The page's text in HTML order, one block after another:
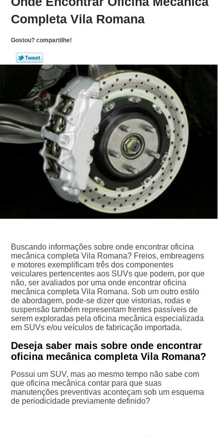
Completa Vila Romana
Gostou? compartilhe!
Buscando informações sobre onde encontrar oficina
mecânica completa Vila Romana? Freios, embreagens
e motores exemplificam três dos componentes
veiculares pertencentes aos SUVs que podem, por que
não, ser avaliados por uma onde encontrar oficina
mecânica completa Vila Romana. Sob um outro estilo
de abordagem, pode-se dizer que vistorias, rodas e
suspensão também representam frentes passíveis de
serem exploradas pela oficina mecânica especializada
em SUVs e/ou veículos de fabricação importada.
Deseja saber mais sobre onde encontrar
oficina mecânica completa Vila Romana?
Possui um SUV, mas ao mesmo tempo não sabe com
que oficina mecânica contar para que suas
manutenções preventivas aconteçam sob um esquema
de periodicidade previamente definido?